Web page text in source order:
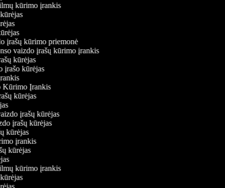
kūrimo įrankis
įrašų kūrimo priemonė
vaizdo įrašų kūrimo įrankis
kūrėjas
įrašo kūrėjas
Kūrimo Įrankis
kūrėjas
įrašų kūrėjas
įrašų kūrėjas
kūrėjas
įrankis
kūrėjas
kūrimo įrankis